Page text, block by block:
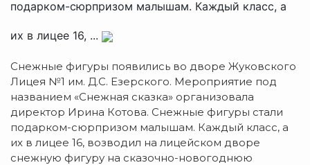
подарком-сюрпризом малышам. Каждый класс, а
их в лицее 16, ...
Снежные фигуры появились во дворе Жуковского
Лицея №1 им. Д.С. Езерского. Мероприятие под
названием «Снежная сказка» организовала
директор Ирина Котова. Снежные фигуры стали
подарком-сюрпризом малышам. Каждый класс, а
их в лицее 16, возводил на лицейском дворе
снежную фигуру на сказочно-новогоднюю